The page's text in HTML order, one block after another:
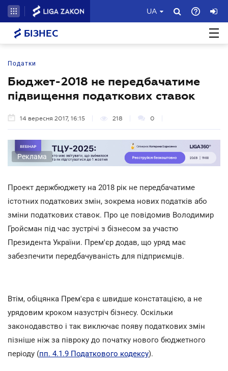
UA
БІЗНЕС
Податки
Бюджет-2018 не передбачатиме
підвищення податкових ставок
14 вересня 2017, 16:15 218 0
Реклама
Проект держбюджету на 2018 рік не передбачатиме
істотних податкових змін, зокрема нових податків або
зміни податкових ставок. Про це повідомив Володимир
Гройсман під час зустрічі з бізнесом за участю
Президента України. Прем'єр додав, що уряд має
забезпечити передбачуваність для підприємців.
Втім, обіцянка Прем'єра є швидше констатацією, а не
урядовим кроком назустріч бізнесу. Оскільки
законодавство і так виключає появу податкових змін
пізніше ніж за півроку до початку нового бюджетного
періоду (пп. 4.1.9 Податкового кодексу).